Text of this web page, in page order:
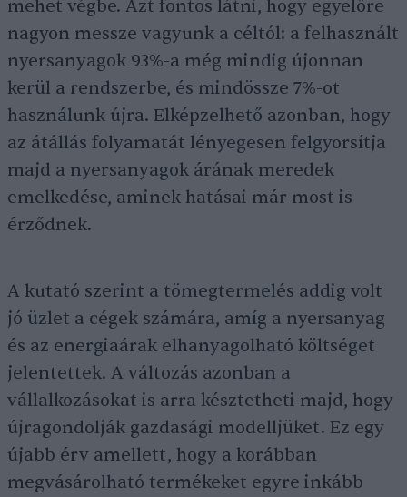
mehet végbe. Azt fontos látni, hogy egyelőre
nagyon messze vagyunk a céltól: a felhasznált
nyersanyagok 93%-a még mindig újonnan
kerül a rendszerbe, és mindössze 7%-ot
használunk újra. Elképzelhető azonban, hogy
az átállás folyamatát lényegesen felgyorsítja
majd a nyersanyagok árának meredek
emelkedése, aminek hatásai már most is
érződnek.
A kutató szerint a tömegtermelés addig volt
jó üzlet a cégek számára, amíg a nyersanyag
és az energiaárak elhanyagolható költséget
jelentettek. A változás azonban a
vállalkozásokat is arra késztetheti majd, hogy
újragondolják gazdasági modelljüket. Ez egy
újabb érv amellett, hogy a korábban
megvásárolható termékeket egyre inkább